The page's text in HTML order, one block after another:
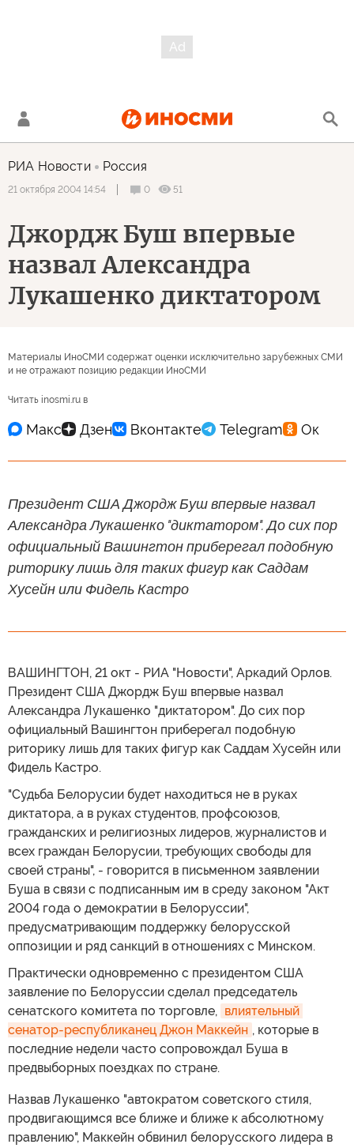
РИА Новости Россия
21 октября 2004 14:54 0 51
Джордж Буш впервые
назвал Александра
Лукашенко диктатором
Материалы ИноСМИ содержат оценки исключительно зарубежных СМИ
и не отражают позицию редакции ИноСМИ
Читать inosmi.ru в
Президент США Джордж Буш впервые назвал
Александра Лукашенко "диктатором". До сих пор
официальный Вашингтон приберегал подобную
риторику лишь для таких фигур как Саддам
Хусейн или Фидель Кастро
ВАШИНГТОН, 21 окт - РИА "Новости", Аркадий Орлов.
Президент США Джордж Буш впервые назвал
Александра Лукашенко "диктатором". До сих пор
официальный Вашингтон приберегал подобную
риторику лишь для таких фигур как Саддам Хусейн или
Фидель Кастро.
"Судьба Белорусии будет находиться не в руках
диктатора, а в руках студентов, профсоюзов,
гражданских и религиозных лидеров, журналистов и
всех граждан Белорусии, требующих свободы для
своей страны", - говорится в письменном заявлении
Буша в связи с подписанным им в среду законом "Акт
2004 года о демократии в Белоруссии",
предусматривающим поддержку белорусской
оппозиции и ряд санкций в отношениях с Минском.
Практически одновременно с президентом США
заявление по Белоруссии сделал председатель
сенатского комитета по торговле, влиятельный
сенатор-республиканец Джон Маккейн , которые в
последние недели часто сопровождал Буша в
предвыборных поездках по стране.
Назвав Лукашенко "автократом советского стиля,
продвигающимся все ближе и ближе к абсолютному
правлению", Маккейн обвинил белорусского лидера в